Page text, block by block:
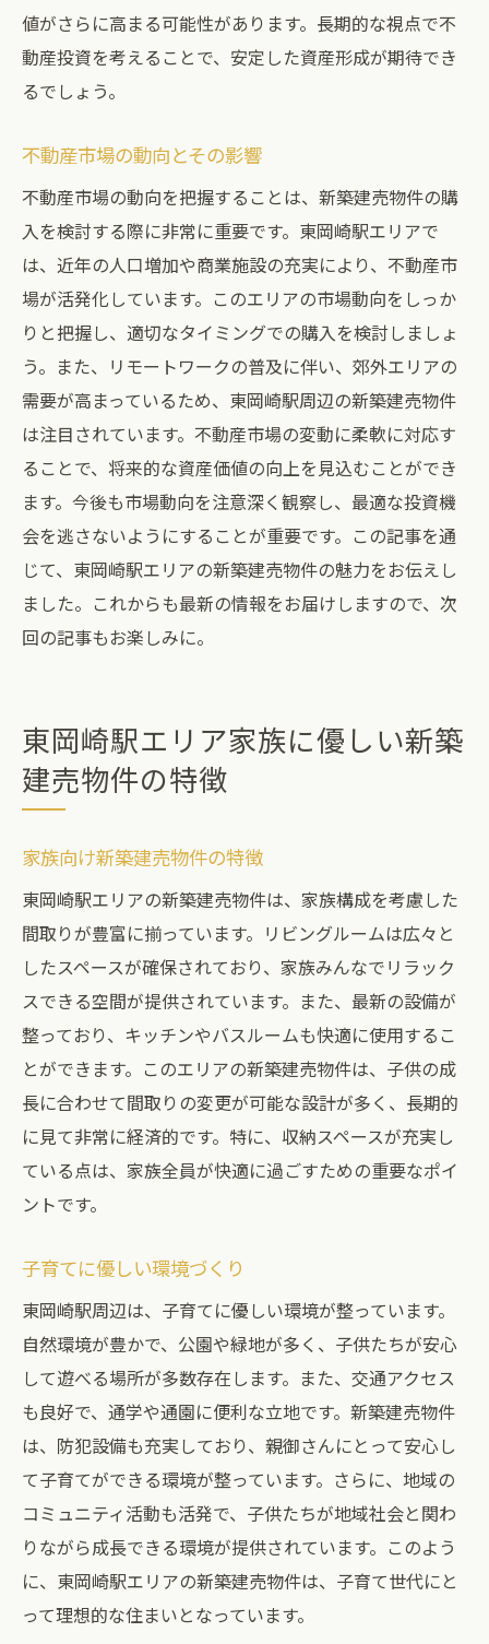
値がさらに高まる可能性があります。長期的な視点で不
動産投資を考えることで、安定した資産形成が期待でき
るでしょう。
不動産市場の動向とその影響
不動産市場の動向を把握することは、新築建売物件の購
入を検討する際に非常に重要です。東岡崎駅エリアで
は、近年の人口増加や商業施設の充実により、不動産市
場が活発化しています。このエリアの市場動向をしっか
りと把握し、適切なタイミングでの購入を検討しましょ
う。また、リモートワークの普及に伴い、郊外エリアの
需要が高まっているため、東岡崎駅周辺の新築建売物件
は注目されています。不動産市場の変動に柔軟に対応す
ることで、将来的な資産価値の向上を見込むことができ
ます。今後も市場動向を注意深く観察し、最適な投資機
会を逃さないようにすることが重要です。この記事を通
じて、東岡崎駅エリアの新築建売物件の魅力をお伝えし
ました。これからも最新の情報をお届けしますので、次
回の記事もお楽しみに。
東岡崎駅エリア家族に優しい新築
建売物件の特徴
家族向け新築建売物件の特徴
東岡崎駅エリアの新築建売物件は、家族構成を考慮した
間取りが豊富に揃っています。リビングルームは広々と
したスペースが確保されており、家族みんなでリラック
スできる空間が提供されています。また、最新の設備が
整っており、キッチンやバスルームも快適に使用するこ
とができます。このエリアの新築建売物件は、子供の成
長に合わせて間取りの変更が可能な設計が多く、長期的
に見て非常に経済的です。特に、収納スペースが充実し
ている点は、家族全員が快適に過ごすための重要なポイ
ントです。
子育てに優しい環境づくり
東岡崎駅周辺は、子育てに優しい環境が整っています。
自然環境が豊かで、公園や緑地が多く、子供たちが安心
して遊べる場所が多数存在します。また、交通アクセス
も良好で、通学や通園に便利な立地です。新築建売物件
は、防犯設備も充実しており、親御さんにとって安心し
て子育てができる環境が整っています。さらに、地域の
コミュニティ活動も活発で、子供たちが地域社会と関わ
りながら成長できる環境が提供されています。このよう
に、東岡崎駅エリアの新築建売物件は、子育て世代にと
って理想的な住まいとなっています。